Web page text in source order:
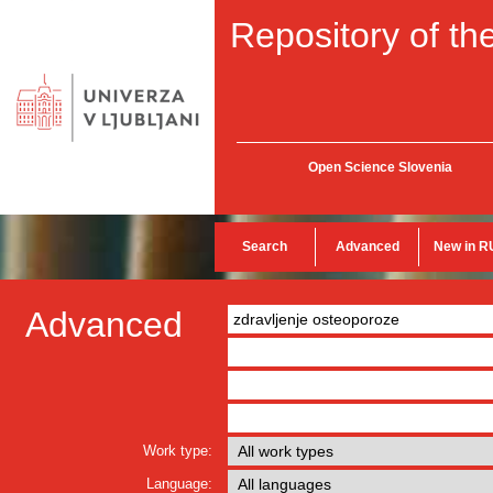
Repository of
Open Science Slovenia
Search Advanced New in
Advanced
Work type:
Language: